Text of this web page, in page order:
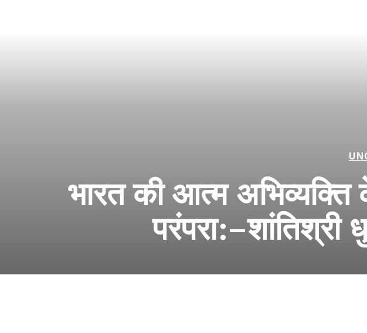
भारत की आत्म